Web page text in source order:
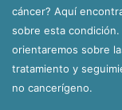
cáncer? Aquí
sobre esta
orientaremos sobre
tratamiento y
no cancerígeno.